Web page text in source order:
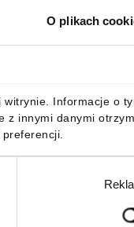
O plikach
Informacje o
z innymi danymi